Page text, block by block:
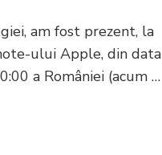
am fost prezent, la
ului Apple, din data
a României (acum …